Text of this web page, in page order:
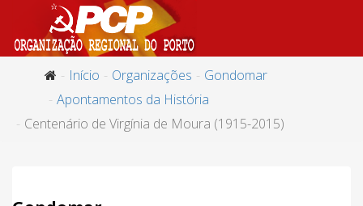
Início Organizações
Gondomar
Apontamentos da História
Centenário de Virgínia de Moura (1915-2015)